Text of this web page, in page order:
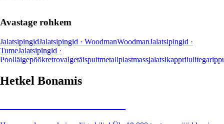
Avastage rohkem
JalatsipingidJalatsipingid · WoodmanWoodmanJalatsipingid ·
TumeJalatsipingid ·
Poolläigepöökretrovalgetäispuitmetallplastmassjalatsikappriiulitega
Hetkel Bonamis